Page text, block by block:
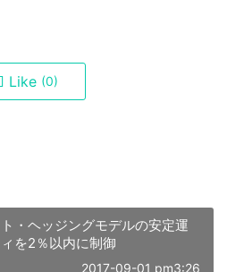
Like (0)
・ヘッジングモデルの安定運
を2％以内に制御
2017-09-01 pm3:26